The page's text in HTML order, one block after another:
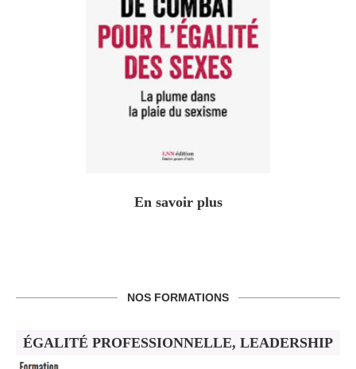
En savoir plus
NOS FORMATIONS
ÉGALITÉ PROFESSIONNELLE, LEADERSHIP